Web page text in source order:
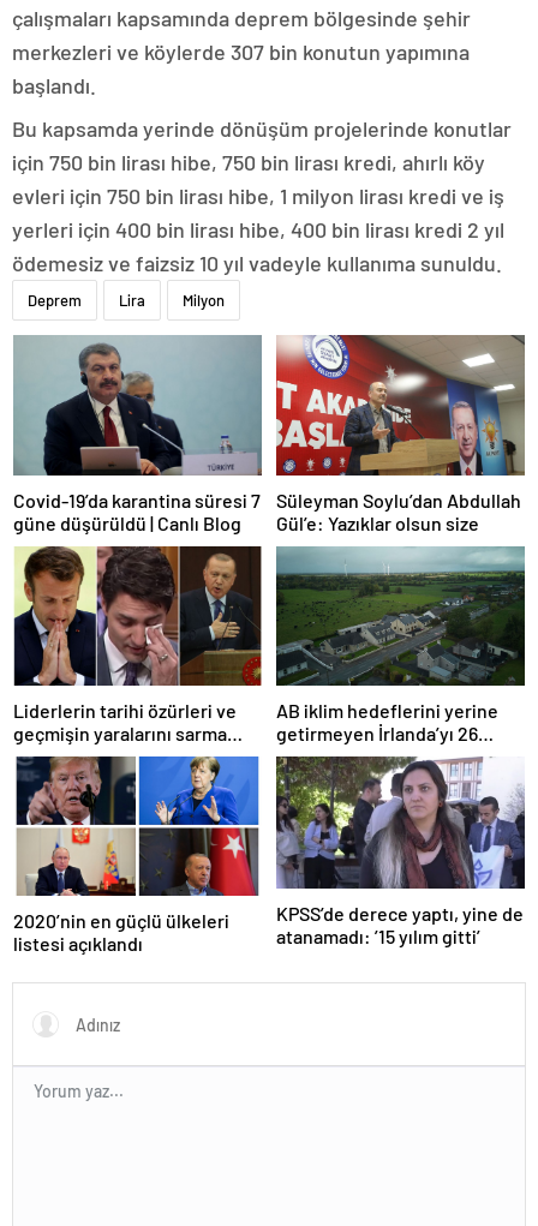
çalışmaları kapsamında deprem bölgesinde şehir
merkezleri ve köylerde 307 bin konutun yapımına
başlandı.
Bu kapsamda yerinde dönüşüm projelerinde konutlar
için 750 bin lirası hibe, 750 bin lirası kredi, ahırlı köy
evleri için 750 bin lirası hibe, 1 milyon lirası kredi ve iş
yerleri için 400 bin lirası hibe, 400 bin lirası kredi 2 yıl
ödemesiz ve faizsiz 10 yıl vadeyle kullanıma sunuldu.
Deprem Lira Milyon
Covid-19’da karantina süresi 7
güne düşürüldü | Canlı Blog
Süleyman Soylu’dan Abdullah
Gül’e: Yazıklar olsun size
Liderlerin tarihi özürleri ve
geçmişin yaralarını sarma
çabaları
AB iklim hedeflerini yerine
getirmeyen İrlanda’yı 26
milyar euroluk ceza bekliyor
olabilir
2020’nin en güçlü ülkeleri
listesi açıklandı
KPSS’de derece yaptı, yine de
atanamadı: ’15 yılım gitti’